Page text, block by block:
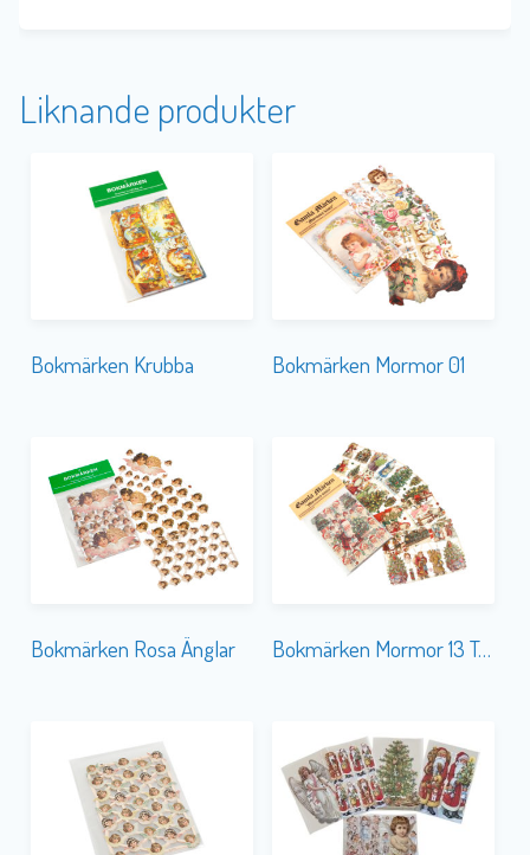
Liknande produkter
Bokmärken Krubba Bokmärken Mormor 01
Bokmärken Rosa Änglar Bokmärken Mormor 13 Tomtar